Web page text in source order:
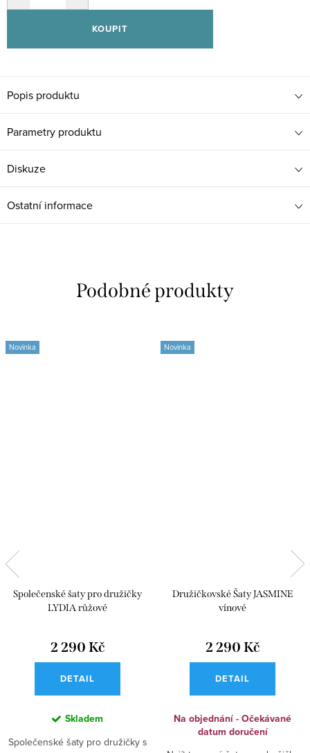
KOUPIT
Popis produktu
Parametry produktu
Diskuze
Ostatní informace
Novinka
Společenské šaty pro družičky
LYDIA růžové
2 290 Kč
DETAIL
Skladem
Společenské šaty pro družičky s
Novinka
Družičkovské Šaty JASMINE
vínové
2 290 Kč
DETAIL
Na objednání - Očekávané
datum doručení